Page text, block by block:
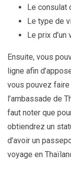
Le consulat
Le type de
Le prix
Ensuite, vous
ligne afin
vous pouvez
l’ambassade de
faut noter que
obtiendrez un
d’avoir un
voyage en